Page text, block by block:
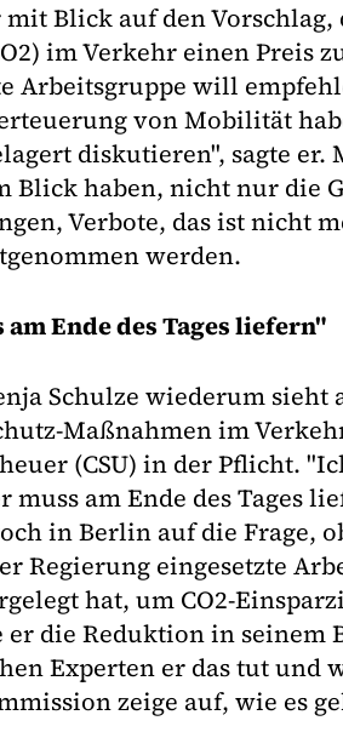
Blick auf den Vorschlag,
im Verkehr einen Preis
Arbeitsgruppe will
von Mobilität
diskutieren", sagte er.
Blick haben, nicht nur die
Verbote, das ist nicht
werden.
Ende des Tages liefern"
Schulze wiederum sieht
Maßnahmen im
(CSU) in der Pflicht.
am Ende des Tages
in Berlin auf die Frage,
Regierung eingesetzte
hat, um CO2-
er die Reduktion in seinem
Experten er das tut und
zeige auf, wie es